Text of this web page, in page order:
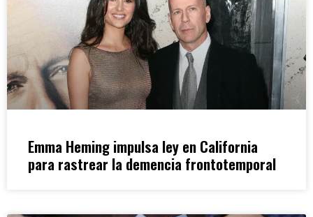
Emma Heming impulsa ley en California
para rastrear la demencia frontotemporal